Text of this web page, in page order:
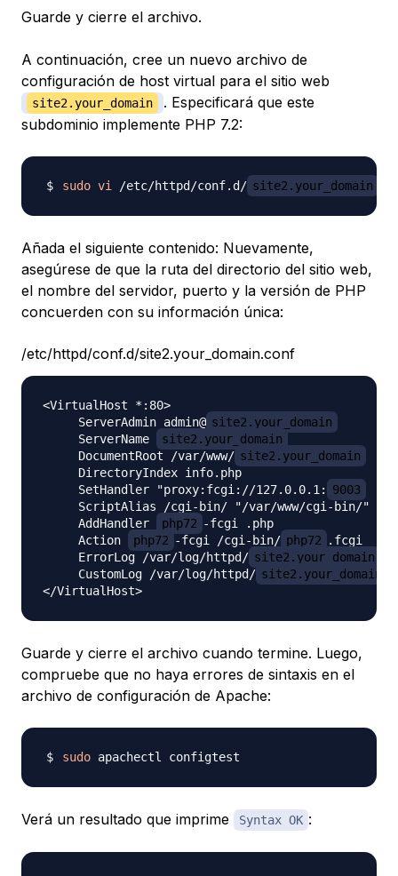
Guarde y cierre el archivo.
A continuación, cree un nuevo archivo de
configuración de host virtual para el sitio web
site2.your_domain
. Especificará que este
subdominio implemente PHP 7.2:
sudo vi /etc/httpd/conf.d/ site2.your_domain
Añada el siguiente contenido: Nuevamente,
asegúrese de que la ruta del directorio del sitio web,
el nombre del servidor, puerto y la versión de PHP
concuerden con su información única:
/etc/httpd/conf.d/site2.your_domain.conf
<VirtualHost *:80>
     ServerAdmin admin@
site2.your_domain
     ServerName
site2.your_domain
     DocumentRoot /var/www/
site2.your_domain
     DirectoryIndex info.php
     SetHandler "proxy:fcgi://127.0.0.1:
9003
     ScriptAlias /cgi-bin/ "/var/www/cgi-bin/"
     AddHandler
php72 -fcgi .php
     Action
php72 -fcgi /cgi-bin/ php72
.fcgi
     ErrorLog /var/log/httpd/
site2.your_domain
     CustomLog /var/log/httpd/
site2.your_domain
Guarde y cierre el archivo cuando termine. Luego,
compruebe que no haya errores de sintaxis en el
archivo de configuración de Apache:
sudo
Verá un resultado que imprime Syntax OK :